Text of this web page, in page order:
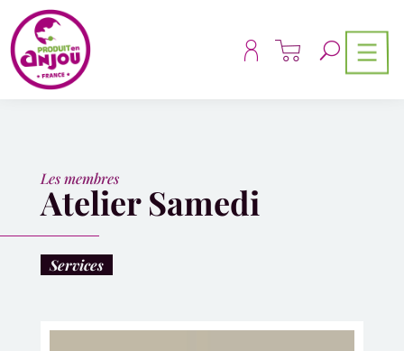
Les membres
Atelier Samedi
Services
Panneau de gestion des cookies